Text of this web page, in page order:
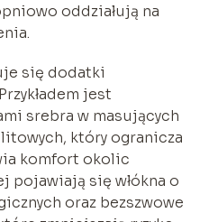
oddziałują na
się dodatki
jest
srebra w masujących
który ogranicza
komfort okolic
pojawiają się włókna o
oraz bezszwowe